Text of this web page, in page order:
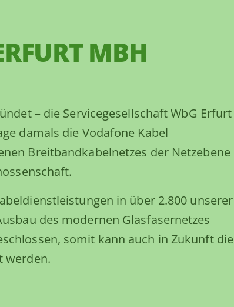
MBH
– die Servicegesellschaft WbG Erfurt
damals die Vodafone Kabel
Breitbandkabelnetzes der Netzebene
in über 2.800 unserer
des modernen Glasfasernetzes
somit kann auch in Zukunft die
werden.